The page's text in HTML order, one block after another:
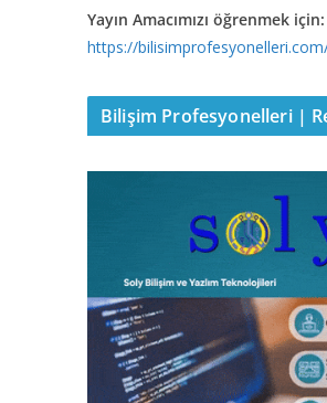
Yayın Amacımızı öğrenmek için:
https://
Bilişim Profesyonelleri |